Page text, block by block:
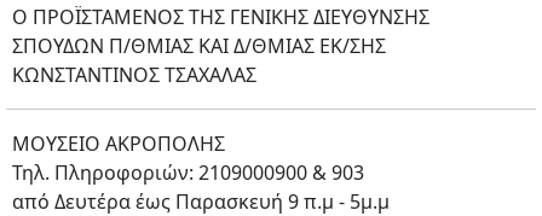
Ο ΠΡΟΪΣΤΑΜΕΝΟΣ ΤΗΣ ΓΕΝΙΚΗΣ ΔΙΕΥΘΥΝΣΗΣ
ΣΠΟΥΔΩΝ Π/ΘΜΙΑΣ ΚΑΙ Δ/ΘΜΙΑΣ ΕΚ/ΣΗΣ
ΚΩΝΣΤΑΝΤΙΝΟΣ ΤΣΑΧΑΛΑΣ
ΜΟΥΣΕΙΟ ΑΚΡΟΠΟΛΗΣ
Τηλ. Πληροφοριών: 2109000900 & 903
από Δευτέρα έως Παρασκευή 9 π.μ - 5μ.μ